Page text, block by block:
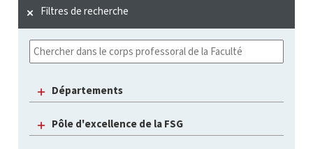
Filtres de recherche
Départements
Pôle d'excellence de la FSG